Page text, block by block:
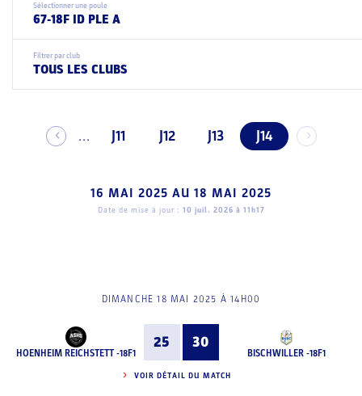
Sélectionner une poule
67-18F ID PLE A
Filtrer par club
TOUS LES CLUBS
... J11 J12 J13 J14
16 MAI 2025 AU 18 MAI 2025
Date de mise à jour : 10 juil. 2026 à 11h17
DIMANCHE 18 MAI 2025 À 14H00
HOENHEIM REICHSTETT -18F1
25 30
BISCHWILLER -18F1
VOIR DÉTAIL DU MATCH